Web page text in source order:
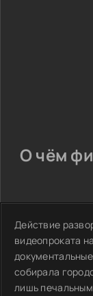
О чём
Действие
видеопроката
собирала
лишь